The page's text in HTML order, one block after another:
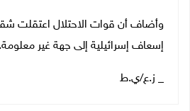
وأضاف أن قوات الاحتلال اعتقلت
إسعاف إسرائيلية إلى جهة غير معلومة.
_ ز.ع/ي.ط